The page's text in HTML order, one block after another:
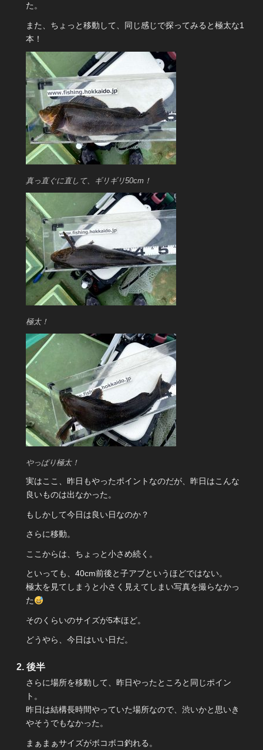
た。
また、ちょっと移動して、同じ感じで探ってみると極太な1
本！
真っ直ぐに直して、ギリギリ50cm！
極太！
やっぱり極太！
実はここ、昨日もやったポイントなのだが、昨日はこんな
良いものは出なかった。
もしかして今日は良い日なのか？
さらに移動。
ここからは、ちょっと小さめ続く。
といっても、40cm前後と子アブというほどではない。
極太を見てしまうと小さく見えてしまい写真を撮らなかっ
た
そのくらいのサイズが5本ほど。
どうやら、今日はいい日だ。
後半
さらに場所を移動して、昨日やったところと同じポイン
ト。
昨日は結構長時間やっていた場所なので、渋いかと思いき
やそうでもなかった。
まぁまぁサイズがボコボコ釣れる。